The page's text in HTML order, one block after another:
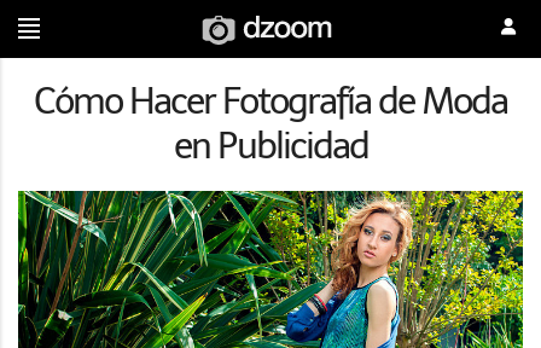
Cómo Hacer Fotografía de Moda
en Publicidad